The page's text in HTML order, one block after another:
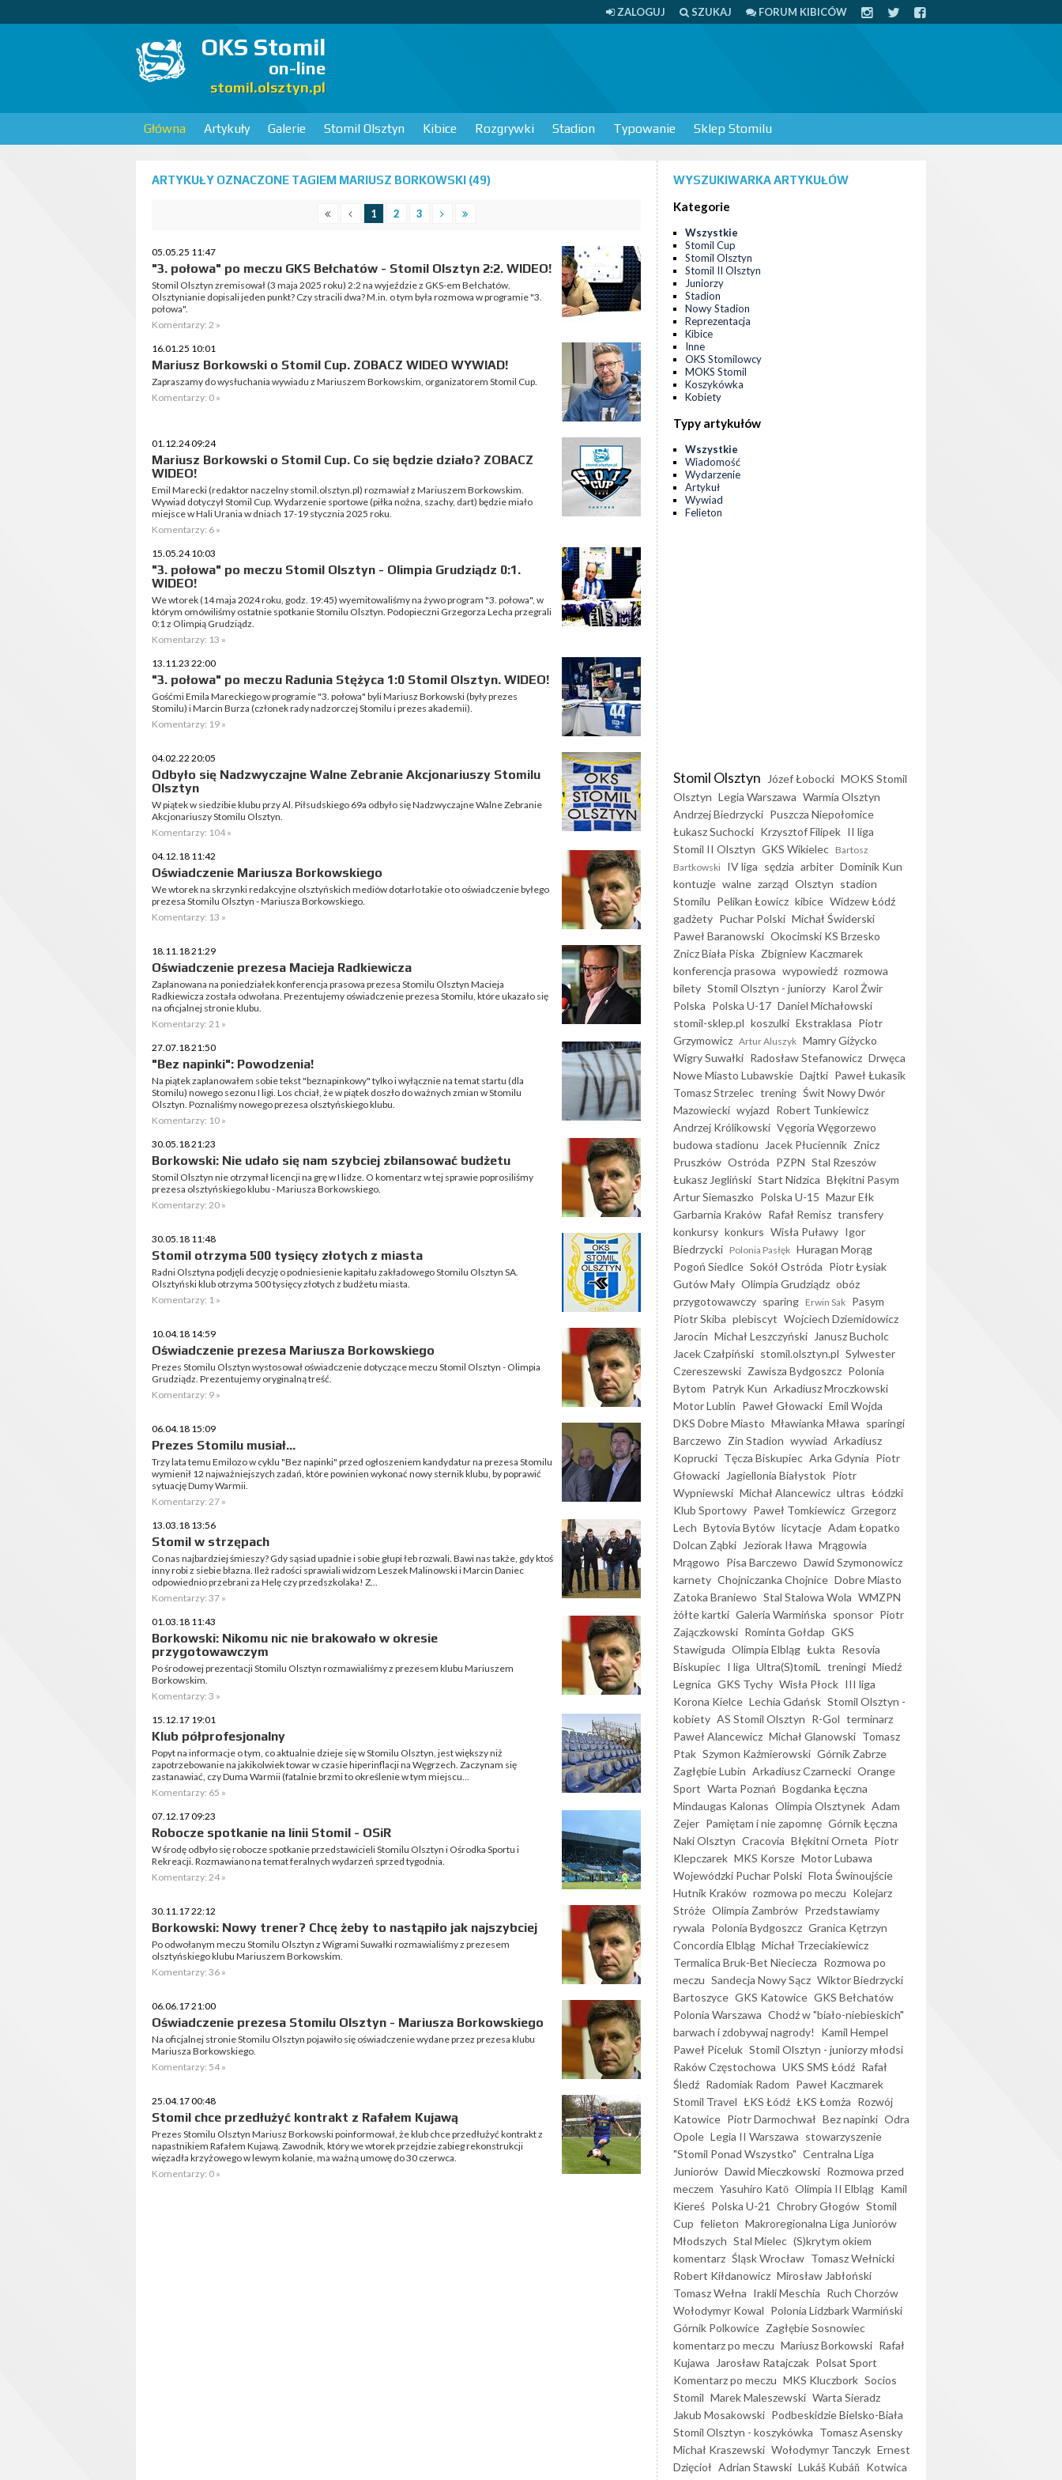
ZALOGUJ SZUKAJ FORUM KIBICÓW
OKS Stomil
on-line
stomil.olsztyn.pl
Główna Artykuły Galerie Stomil Olsztyn Kibice Rozgrywki Stadion Typowanie Sklep Stomilu
ARTYKUŁY OZNACZONE TAGIEM MARIUSZ BORKOWSKI (49)
1 2 3
05.05.25 11:47
"3. połowa" po meczu GKS Bełchatów - Stomil Olsztyn 2:2. WIDEO!
Stomil Olsztyn zremisował (3 maja 2025 roku) 2:2 na wyjeździe z GKS-em Bełchatów.
Olsztynianie dopisali jeden punkt? Czy stracili dwa? M.in. o tym była rozmowa w programie "3.
połowa".
Komentarzy: 2 »
16.01.25 10:01
Mariusz Borkowski o Stomil Cup. ZOBACZ WIDEO WYWIAD!
Zapraszamy do wysłuchania wywiadu z Mariuszem Borkowskim, organizatorem Stomil Cup.
Komentarzy: 0 »
01.12.24 09:24
Mariusz Borkowski o Stomil Cup. Co się będzie działo? ZOBACZ
WIDEO!
Emil Marecki (redaktor naczelny stomil.olsztyn.pl) rozmawiał z Mariuszem Borkowskim.
Wywiad dotyczył Stomil Cup. Wydarzenie sportowe (piłka nożna, szachy, dart) będzie miało
miejsce w Hali Urania w dniach 17-19 stycznia 2025 roku.
Komentarzy: 6 »
15.05.24 10:03
"3. połowa" po meczu Stomil Olsztyn - Olimpia Grudziądz 0:1.
WIDEO!
We wtorek (14 maja 2024 roku, godz. 19:45) wyemitowaliśmy na żywo program "3. połowa", w
którym omówiliśmy ostatnie spotkanie Stomilu Olsztyn. Podopieczni Grzegorza Lecha przegrali
0:1 z Olimpią Grudziądz.
Komentarzy: 13 »
13.11.23 22:00
"3. połowa" po meczu Radunia Stężyca 1:0 Stomil Olsztyn. WIDEO!
Gośćmi Emila Mareckiego w programie "3. połowa" byli Mariusz Borkowski (były prezes
Stomilu) i Marcin Burza (członek rady nadzorczej Stomilu i prezes akademii).
Komentarzy: 19 »
04.02.22 20:05
Odbyło się Nadzwyczajne Walne Zebranie Akcjonariuszy Stomilu
Olsztyn
W piątek w siedzibie klubu przy Al. Piłsudskiego 69a odbyło się Nadzwyczajne Walne Zebranie
Akcjonariuszy Stomilu Olsztyn.
Komentarzy: 104 »
04.12.18 11:42
Oświadczenie Mariusza Borkowskiego
We wtorek na skrzynki redakcyjne olsztyńskich mediów dotarło takie o to oświadczenie byłego
prezesa Stomilu Olsztyn - Mariusza Borkowskiego.
Komentarzy: 13 »
18.11.18 21:29
Oświadczenie prezesa Macieja Radkiewicza
Zaplanowana na poniedziałek konferencja prasowa prezesa Stomilu Olsztyn Macieja
Radkiewicza została odwołana. Prezentujemy oświadczenie prezesa Stomilu, które ukazało się
na oficjalnej stronie klubu.
Komentarzy: 21 »
27.07.18 21:50
"Bez napinki": Powodzenia!
Na piątek zaplanowałem sobie tekst "beznapinkowy" tylko i wyłącznie na temat startu (dla
Stomilu) nowego sezonu I ligi. Los chciał, że w piątek doszło do ważnych zmian w Stomilu
Olsztyn. Poznaliśmy nowego prezesa olsztyńskiego klubu.
Komentarzy: 10 »
30.05.18 21:23
Borkowski: Nie udało się nam szybciej zbilansować budżetu
Stomil Olsztyn nie otrzymał licencji na grę w I lidze. O komentarz w tej sprawie poprosiliśmy
prezesa olsztyńskiego klubu - Mariusza Borkowskiego.
Komentarzy: 20 »
30.05.18 11:48
Stomil otrzyma 500 tysięcy złotych z miasta
Radni Olsztyna podjęli decyzję o podniesienie kapitału zakładowego Stomilu Olsztyn SA.
Olsztyński klub otrzyma 500 tysięcy złotych z budżetu miasta.
Komentarzy: 1 »
10.04.18 14:59
Oświadczenie prezesa Mariusza Borkowskiego
Prezes Stomilu Olsztyn wystosował oświadczenie dotyczące meczu Stomil Olsztyn - Olimpia
Grudziądz. Prezentujemy oryginalną treść.
Komentarzy: 9 »
06.04.18 15:09
Prezes Stomilu musiał...
Trzy lata temu Emilozo w cyklu "Bez napinki" przed ogłoszeniem kandydatur na prezesa Stomilu
wymienił 12 najważniejszych zadań, które powinien wykonać nowy sternik klubu, by poprawić
sytuację Dumy Warmii.
Komentarzy: 27 »
13.03.18 13:56
Stomil w strzępach
Co nas najbardziej śmieszy? Gdy sąsiad upadnie i sobie głupi łeb rozwali. Bawi nas także, gdy ktoś
inny robi z siebie błazna. Ileż radości sprawiali widzom Leszek Malinowski i Marcin Daniec
odpowiednio przebrani za Helę czy przedszkolaka! Z...
Komentarzy: 37 »
01.03.18 11:43
Borkowski: Nikomu nic nie brakowało w okresie
przygotowawczym
Po środowej prezentacji Stomilu Olsztyn rozmawialiśmy z prezesem klubu Mariuszem
Borkowskim.
Komentarzy: 3 »
15.12.17 19:01
Klub półprofesjonalny
Popyt na informacje o tym, co aktualnie dzieje się w Stomilu Olsztyn, jest większy niż
zapotrzebowanie na jakikolwiek towar w czasie hiperinflacji na Węgrzech. Zaczynam się
zastanawiać, czy Duma Warmii (fatalnie brzmi to określenie w tym miejscu...
Komentarzy: 65 »
07.12.17 09:23
Robocze spotkanie na linii Stomil - OSiR
W środę odbyło się robocze spotkanie przedstawicieli Stomilu Olsztyn i Ośrodka Sportu i
Rekreacji. Rozmawiano na temat feralnych wydarzeń sprzed tygodnia.
Komentarzy: 24 »
30.11.17 22:12
Borkowski: Nowy trener? Chcę żeby to nastąpiło jak najszybciej
Po odwołanym meczu Stomilu Olsztyn z Wigrami Suwałki rozmawialiśmy z prezesem
olsztyńskiego klubu Mariuszem Borkowskim.
Komentarzy: 36 »
06.06.17 21:00
Oświadczenie prezesa Stomilu Olsztyn - Mariusza Borkowskiego
Na oficjalnej stronie Stomilu Olsztyn pojawiło się oświadczenie wydane przez prezesa klubu
Mariusza Borkowskiego.
Komentarzy: 54 »
25.04.17 00:48
Stomil chce przedłużyć kontrakt z Rafałem Kujawą
Prezes Stomilu Olsztyn Mariusz Borkowski poinformował, że klub chce przedłużyć kontrakt z
napastnikiem Rafałem Kujawą. Zawodnik, który we wtorek przejdzie zabieg rekonstrukcji
więzadła krzyżowego w lewym kolanie, ma ważną umowę do 30 czerwca.
Komentarzy: 0 »
WYSZUKIWARKA ARTYKUŁÓW
Kategorie
Wszystkie
Stomil Cup
Stomil Olsztyn
Stomil II Olsztyn
Juniorzy
Stadion
Nowy Stadion
Reprezentacja
Kibice
Inne
OKS Stomilowcy
MOKS Stomil
Koszykówka
Kobiety
Typy artykułów
Wszystkie
Wiadomość
Wydarzenie
Artykuł
Wywiad
Felieton
Stomil Olsztyn Józef Łobocki MOKS Stomil
Olsztyn Legia Warszawa Warmia Olsztyn
Andrzej Biedrzycki Puszcza Niepołomice
Łukasz Suchocki Krzysztof Filipek II liga
Stomil II Olsztyn GKS Wikielec Bartosz
Bartkowski IV liga sędzia arbiter Dominik Kun
kontuzje walne zarząd Olsztyn stadion
Stomilu Pelikan Łowicz kibice Widzew Łódź
gadżety Puchar Polski Michał Świderski
Paweł Baranowski Okocimski KS Brzesko
Znicz Biała Piska Zbigniew Kaczmarek
konferencja prasowa wypowiedź rozmowa
bilety Stomil Olsztyn - juniorzy Karol Żwir
Polska Polska U-17 Daniel Michałowski
stomil-sklep.pl koszulki Ekstraklasa Piotr
Grzymowicz Artur Aluszyk Mamry Giżycko
Wigry Suwałki Radosław Stefanowicz Drwęca
Nowe Miasto Lubawskie Dajtki Paweł Łukasik
Tomasz Strzelec trening Świt Nowy Dwór
Mazowiecki wyjazd Robert Tunkiewicz
Andrzej Królikowski Vęgoria Węgorzewo
budowa stadionu
Jacek Płuciennik Znicz
Pruszków Ostróda PZPN Stal Rzeszów
Łukasz Jegliński Start Nidzica Błękitni Pasym
Artur Siemaszko Polska U-15 Mazur Ełk
Garbarnia Kraków Rafał Remisz transfery
konkursy konkurs Wisła Puławy Igor
Biedrzycki Polonia Pasłęk Huragan Morąg
Pogoń Siedlce Sokół Ostróda Piotr Łysiak
Gutów Mały Olimpia Grudziądz obóz
przygotowawczy sparing Erwin Sak Pasym
Piotr Skiba plebiscyt Wojciech Dziemidowicz
Jarocin Michał Leszczyński
Janusz Bucholc
Jacek Czałpiński stomil.olsztyn.pl Sylwester
Czereszewski Zawisza Bydgoszcz Polonia
Bytom Patryk Kun Arkadiusz Mroczkowski
Motor Lublin Paweł Głowacki Emil Wojda
DKS Dobre Miasto Mławianka Mława sparingi
Barczewo Zin Stadion wywiad Arkadiusz
Koprucki Tęcza Biskupiec Arka Gdynia Piotr
Głowacki
Jagiellonia Białystok Piotr
Wypniewski Michał Alancewicz ultras Łódzki
Klub Sportowy Paweł Tomkiewicz Grzegorz
Lech Bytovia Bytów licytacje Adam Łopatko
Dolcan Ząbki
Jeziorak Iława Mrągowia
Mrągowo Pisa Barczewo Dawid Szymonowicz
karnety Chojniczanka Chojnice Dobre Miasto
Zatoka Braniewo Stal Stalowa Wola WMZPN
żółte kartki Galeria Warmińska sponsor Piotr
Zajączkowski Rominta Gołdap GKS
Stawiguda Olimpia Elbląg Łukta Resovia
Biskupiec I liga Ultra(S)tomiL treningi Miedź
Legnica GKS Tychy Wisła Płock III liga
Korona Kielce Lechia Gdańsk Stomil Olsztyn -
kobiety AS Stomil Olsztyn R-Gol terminarz
Paweł Alancewicz Michał Glanowski Tomasz
Ptak Szymon Kaźmierowski Górnik Zabrze
Zagłębie Lubin Arkadiusz Czarnecki Orange
Sport Warta Poznań Bogdanka Łęczna
Mindaugas Kalonas Olimpia Olsztynek Adam
Zejer Pamiętam i nie zapomnę Górnik Łęczna
Naki Olsztyn Cracovia Błękitni Orneta Piotr
Klepczarek MKS Korsze Motor Lubawa
Wojewódzki Puchar Polski Flota Świnoujście
Hutnik Kraków rozmowa po meczu Kolejarz
Stróże Olimpia Zambrów Przedstawiamy
rywala Polonia Bydgoszcz Granica Kętrzyn
Concordia Elbląg Michał Trzeciakiewicz
Termalica Bruk-Bet Nieciecza Rozmowa po
meczu Sandecja Nowy Sącz Wiktor Biedrzycki
Bartoszyce GKS Katowice GKS Bełchatów
Polonia Warszawa Chodź w "biało-niebieskich"
barwach i zdobywaj nagrody!
Kamil Hempel
Paweł Piceluk Stomil Olsztyn - juniorzy młodsi
Raków Częstochowa UKS SMS Łódź Rafał
Śledź Radomiak Radom Paweł Kaczmarek
Stomil Travel ŁKS Łódź ŁKS Łomża Rozwój
Katowice Piotr Darmochwał Bez napinki Odra
Opole Legia II Warszawa stowarzyszenie
"Stomil Ponad Wszystko" Centralna Liga
Juniorów Dawid Mieczkowski Rozmowa przed
meczem Yasuhiro Katō Olimpia II Elbląg Kamil
Kiereś Polska U-21 Chrobry Głogów Stomil
Cup felieton Makroregionalna Liga Juniorów
Młodszych Stal Mielec (S)krytym okiem
komentarz Śląsk Wrocław Tomasz Wełnicki
Robert Kiłdanowicz Mirosław Jabłoński
Tomasz Wełna Irakli Meschia Ruch Chorzów
Wołodymyr Kowal Polonia Lidzbark Warmiński
Górnik Polkowice Zagłębie Sosnowiec
komentarz po meczu Mariusz Borkowski Rafał
Kujawa
Jarosław Ratajczak Polsat Sport
Komentarz po meczu MKS Kluczbork Socios
Stomil Marek Maleszewski Warta Sieradz
Jakub Mosakowski Podbeskidzie Bielsko-Biała
Stomil Olsztyn - koszykówka Tomasz Asensky
Michał Kraszewski Wołodymyr Tanczyk Ernest
Dzięcioł Adrian Stawski Lukáš Kubáň Kotwica